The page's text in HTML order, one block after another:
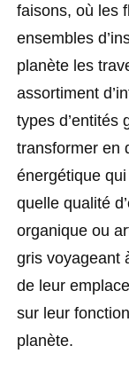
faisons, où les
ensembles
planète les
assortiment
types d’entités
transformer en
énergétique
quelle qualité
organique ou
gris voyageant
de leur
sur leur
planète.